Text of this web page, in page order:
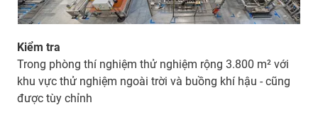
Kiểm tra
Trong phòng thí nghiệm thử nghiệm rộng 3.800 m² với
khu vực thử nghiệm ngoài trời và buồng khí hậu - cũng
được tùy chỉnh